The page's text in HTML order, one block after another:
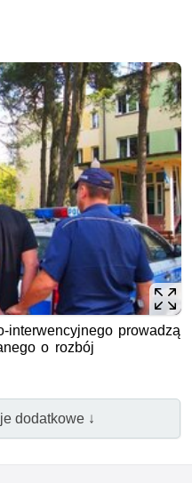
interwencyjnego prowadzą
o rozbój
dodatkowe ↓